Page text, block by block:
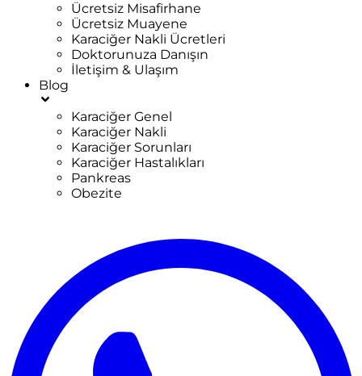
Ücretsiz Misafirhane
Ücretsiz Muayene
Karaciğer Nakli Ücretleri
Doktorunuza Danışın
İletişim & Ulaşım
Blog
Karaciğer Genel
Karaciğer Nakli
Karaciğer Sorunları
Karaciğer Hastalıkları
Pankreas
Obezite